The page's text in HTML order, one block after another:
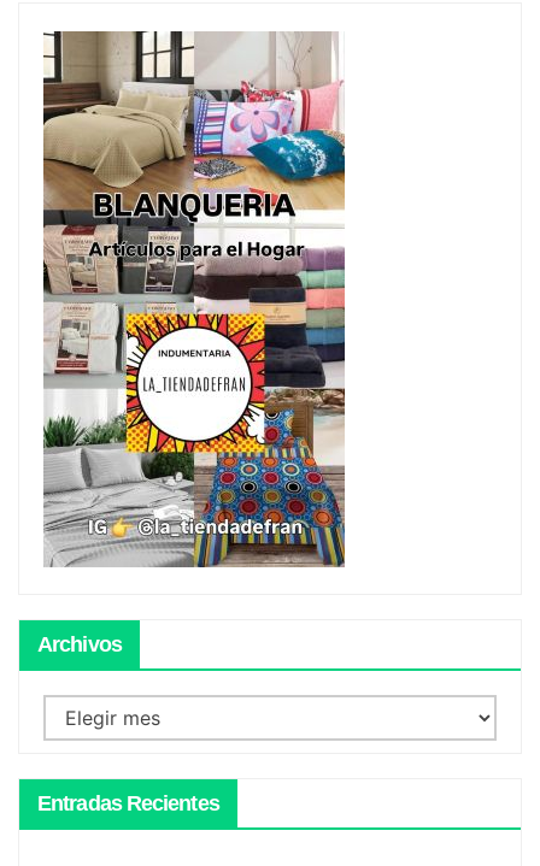
Archivos
Archivos
Entradas Recientes